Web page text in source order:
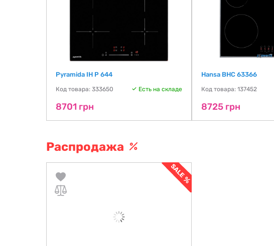
Pyramida IH P 644
Код товара: 333650 Есть на складе
8701 грн
Hansa BHC 63366
Код товара: 137452
8725 грн
Распродажа